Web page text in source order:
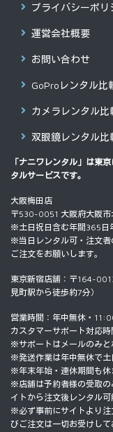
プライバシーポリ
運営会社概要
お問い合わせ
GoProレンタル比
カメラレンタル比
双眼鏡レンタル比
「ナニワレンタル」は東
タルサービスです。
大阪梅田店
〒530-0051 大阪府大阪
※土日祝日含む年間365日
※当日レンタル可・注文者
ご注文をお願いします。
東京新宿店舗：〒164-
見町駅から徒歩約7分）
営業時間：年中無休・
カスタマーサポート対応
※サポートはメールのみと
※発送作業は年中無休で土
※年末年始・連休期間も休
※店舗は予約者様の受取の
イトから注文後レンタル可
※必ず事前にサイトより注
びご注文は一切お受けして